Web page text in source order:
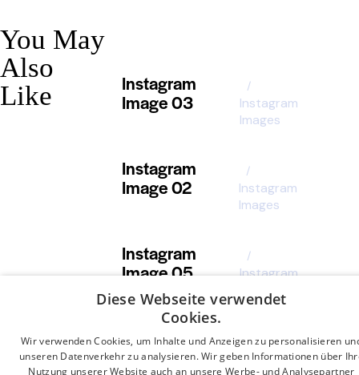
You May
Also
Like
Instagram
Images
Instagram
Image 03
Instagram
Images
Instagram
Image 02
Instagram
Images
Instagram
Image 05
Diese Webseite verwendet
Cookies.
Wir verwenden Cookies, um Inhalte und Anzeigen zu personalisieren
unseren Datenverkehr zu analysieren. Wir geben Informationen über
Nutzung unserer Website auch an unsere Werbe- und Analysepartner